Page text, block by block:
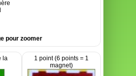
pour zoomer
la
1 point (6 points = 1
magnet)